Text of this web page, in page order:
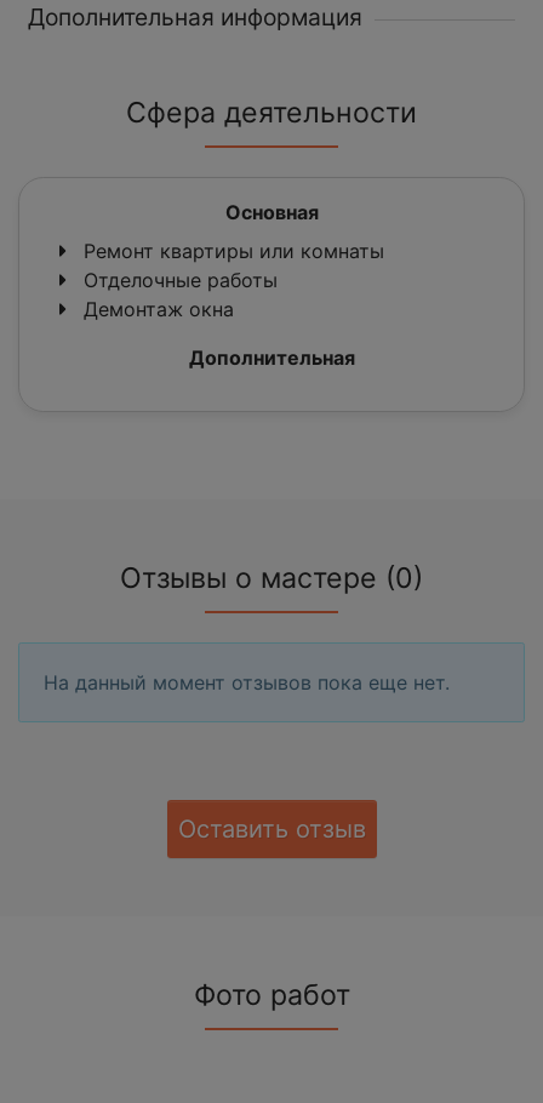
Дополнительная информация
Сфера деятельности
Основная
Ремонт квартиры или комнаты
Отделочные работы
Демонтаж окна
Дополнительная
Отзывы о мастере (0)
На данный момент отзывов пока еще нет.
Оставить отзыв
Фото работ